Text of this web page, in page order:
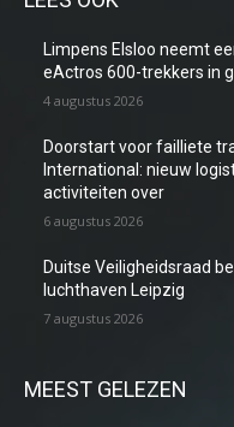
Limpens Elsloo neemt
eActros 600-trekkers in
4 augustus 2026
Doorstart voor failliete
International: nieuw
activiteiten over
6 augustus 2026
Duitse Veiligheidsraad
luchthaven Leipzig
7 augustus 2026
MEEST GELEZEN